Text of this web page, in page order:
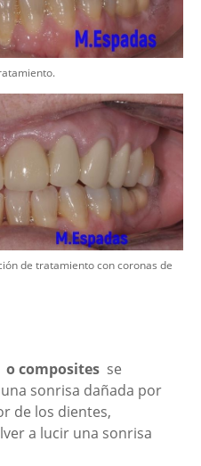
de tratamiento con coronas de
o composites se
sonrisa dañada por
de los dientes,
a lucir una sonrisa